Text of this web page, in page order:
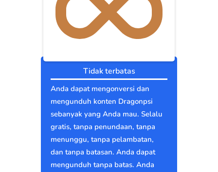
Tidak terbatas
Anda dapat mengonversi dan
mengunduh konten Dragonpsi
sebanyak yang Anda mau. Selalu
gratis, tanpa penundaan, tanpa
menunggu, tanpa pelambatan,
dan tanpa batasan. Anda dapat
mengunduh tanpa batas. Anda